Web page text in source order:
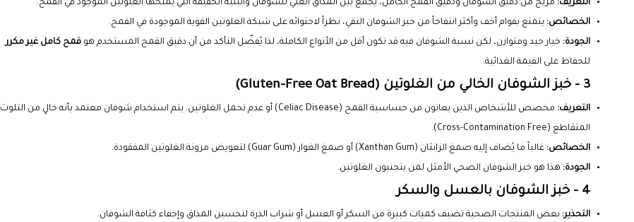
التعريف: مزيج من دقيق الشوفان ودقيق القمح الكامل، يجمع بين المذاق الغني للشوفان والبنية الخفيفة التي يمنحها الغلوتين الموجود في القمح.
الخصائص: يتمتع بقوام أخف وأكثر انتفاخاً من خبز الشوفان النقي، نظراً لاحتوائه على شبكة الغلوتين القوية الموجودة في القمح.
الجودة: خيار جيد ومتوازن، لكن نسبة الشوفان فيه قد تكون أقل من الأنواع الكاملة، لذا يُفضّل التأكد من أن دقيق القمح المستخدم هو قمح كامل غير مكرر
للحفاظ على القيمة الغذائية.
3 - خبز الشوفان الخالي من الغلوتين (Gluten-Free Oat Bread)
التعريف:
مخصص للأشخاص الذين يعانون من حساسية القمح (Celiac Disease) أو عدم تحمل الغلوتين. يتم استخدام شوفان معتمد بأنه خالٍ من التلوث
المتقاطع (Cross-Contamination Free).
الخصائص: غالباً ما يُضاف إليه صمغ الزانثان (Xanthan Gum) أو صمغ الغوار (Guar Gum) لتعويض مرونة الغلوتين المفقودة.
الجودة: هذا هو خبز الشوفان الصحي الأمثل لمن يتجنبون الغلوتين.
4 - خبز الشوفان بالعسل والسكر
التحذير: بعض المنتجات الصحية تضيف كميات كبيرة من السكر أو العسل أو شراب الذرة لتحسين المذاق وإخفاء كثافة الشوفان.